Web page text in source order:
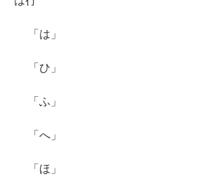
「は」
「ひ」
「ふ」
「へ」
「ほ」